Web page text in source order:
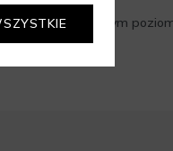
na najwyższym